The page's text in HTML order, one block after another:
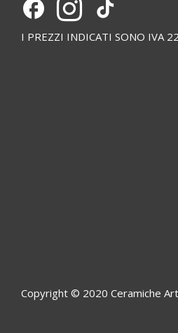
I PREZZI INDICATI SONO IVA
Copyright © 2020 Ceramiche